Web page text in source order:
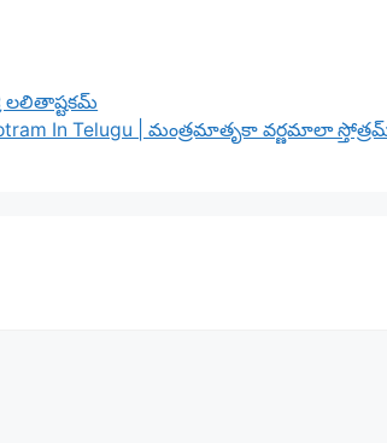
లలితాష్టకమ్
In Telugu | మంత్రమాతృకా వర్ణమాలా